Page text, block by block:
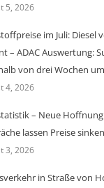
5, 2026
im Juli: Diesel
– ADAC Auswertung:
von drei Wochen
4, 2026
– Neue
lassen Preise sinken
3, 2026
in Straße von